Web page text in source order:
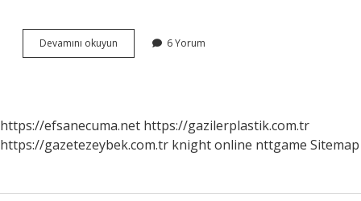
Devamını okuyun
Eksikliği
6 Yorum
https://efsanecuma.net https://gazilerplastik.com.tr
https://gazetezeybek.com.tr knight online nttgame Sitemap